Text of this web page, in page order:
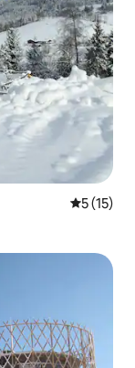
5 de uma
5 (15)